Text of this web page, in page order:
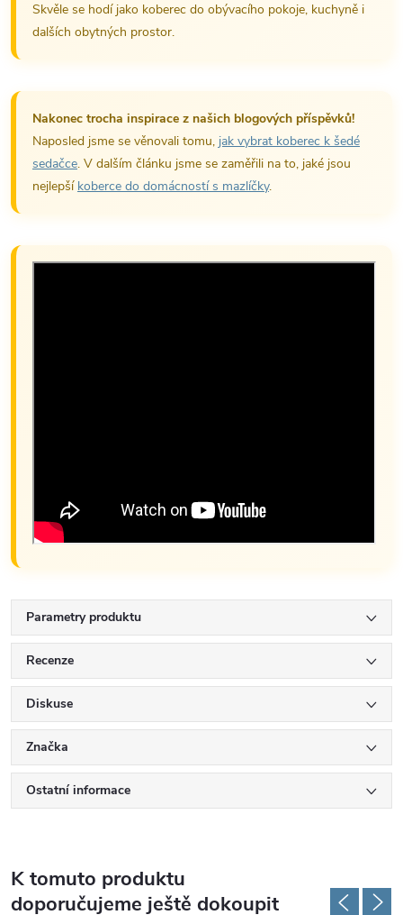
Skvěle se hodí jako koberec do obývacího pokoje, kuchyně i
dalších obytných prostor.
Nakonec trocha inspirace z našich blogových příspěvků!
Naposled jsme se věnovali tomu, jak vybrat koberec k šedé
sedačce. V dalším článku jsme se zaměřili na to, jaké jsou
nejlepší koberce do domácností s mazlíčky.
Parametry produktu
Recenze
Diskuse
Značka
Ostatní informace
K tomuto produktu
doporučujeme ještě dokoupit